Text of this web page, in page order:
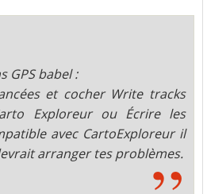
GPS babel :
et cocher Write tracks
Exploreur ou Écrire les
avec CartoExploreur il
arranger tes problèmes.